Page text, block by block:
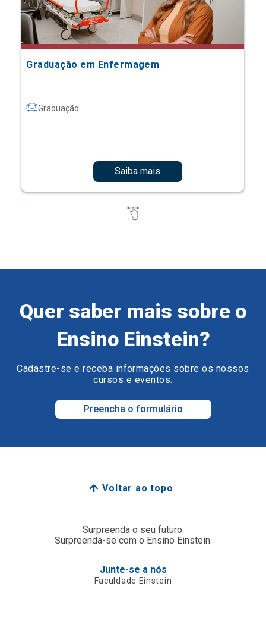
Graduação em Enfermagem
Graduação
Saiba mais
Quer saber mais sobre o
Ensino Einstein?
Cadastre-se e receba informações sobre os nossos
cursos e eventos.
Preencha o formulário
Voltar ao topo
Surpreenda o seu futuro.
Surpreenda-se com o Ensino Einstein.
Junte-se a nós
Faculdade Einstein